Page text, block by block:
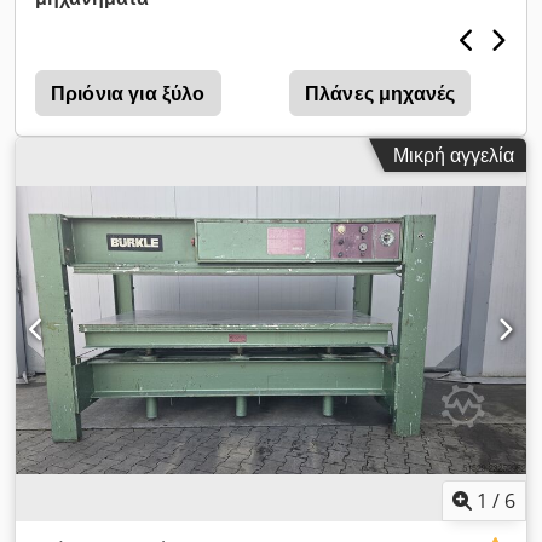
των μηχανουργείων και των μεσαίων έως μεγάλων
αιχμής για την εκτέλεση διαδικασιών φινιρίσματος επίπεδων και
προφίλ επιφανειών με μέγιστη ακρίβεια. Ο εξοπλισμός είναι
ιδανικός για στρογγυλοποίηση αιχμηρών άκρων, καθαρισμό
της επιφάνειας από λεπτή σκόνη, καθώς και προετοιμασία για
βαφή ή βερνίκωμα. Είτε χρησιμοποιείται σε ένα μεσαίου
μεγέθους εργαστήριο είτε σε μια βιομηχανική γραμμή, το
SIP610 προσφέρει σταθερή απόδοση και ομοιόμορφη ποιότητα
φινιρίσματος με ελάχιστη χειροκίνητη παρέμβαση. Οι υψηλής
ποιότητας βούρτσες εφαρμόζουν ελεγχόμενη και
προσαρμόσιμη πίεση, η οποία επιτρέπει την αποτελεσματική
αφαίρεση των ατελειών χωρίς να καταστρέφεται το υλικό
Εξοπλισμένο με σύστημα ελέγχου PLC και οθόνη αφής στα
ρουμανικά, το SIP610 είναι εύχρηστο, ακόμη και για λιγότερο
έμπειρους χειριστές. Τα προκαθορισμένα προγράμματα
επιτρέπουν την γρήγορη προσαρμογή σε διαφορετικούς
τύπους υλικών Χάρη στους κωδικοποιητές μάρκας SICK και
στο ηλεκτρικό σύστημα ρύθμισης των ομάδων εργασίας,
μπορεί να επιτευχθεί εξαιρετικά ακριβής τοποθέτηση, με
Πριόνια για ξύλο Πλάνες μηχανές
Μικρή αγγελία
1 / 6